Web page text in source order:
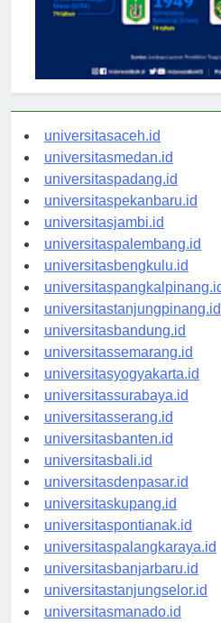
universitasaceh.id
universitasmedan.id
universitaspadang.id
universitaspekanbaru.id
universitasjambi.id
universitaspalembang.id
universitasbengkulu.id
universitaspangkalpinang.id
universitastanjungpinang.id
universitasbandung.id
universitassemarang.id
universitasyogyakarta.id
universitassurabaya.id
universitasserang.id
universitasbanten.id
universitasbali.id
universitasdenpasar.id
universitaskupang.id
universitaspontianak.id
universitaspalangkaraya.id
universitasbanjarbaru.id
universitastanjungselor.id